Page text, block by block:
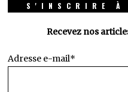
S'INSCRIRE À
Recevez nos
Adresse e-mail*